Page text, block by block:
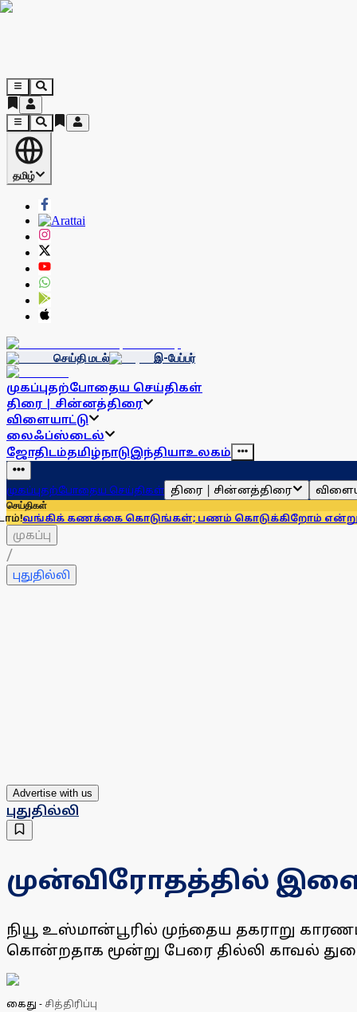
தமிழ்
செய்தி மடல் இ-பேப்பர்
முகப்புதற்போதைய செய்திகள்
திரை | சின்னத்திரை
விளையாட்டு
லைஃப்ஸ்டைல்
ஜோதிடம்தமிழ்நாடுஇந்தியாஉலகம்
முகப்புதற்போதைய செய்திகள் திரை | சின்னத்திரை
செய்திகள்
கொடுங்கள்; பணம் கொடுக்கிறோம் என்று
முகப்பு
/
புதுதில்லி
Advertise with us
புதுதில்லி
முன்விரோதத்தில்
நியூ உஸ்மான்பூரில் முந்தைய தகராறு
கொன்றதாக மூன்று பேரை தில்லி காவல்
கைது - சித்திரிப்பு